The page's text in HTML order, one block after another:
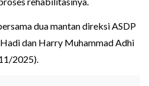
dua mantan direksi ASDP
dan Harry Muhammad Adhi
2025).